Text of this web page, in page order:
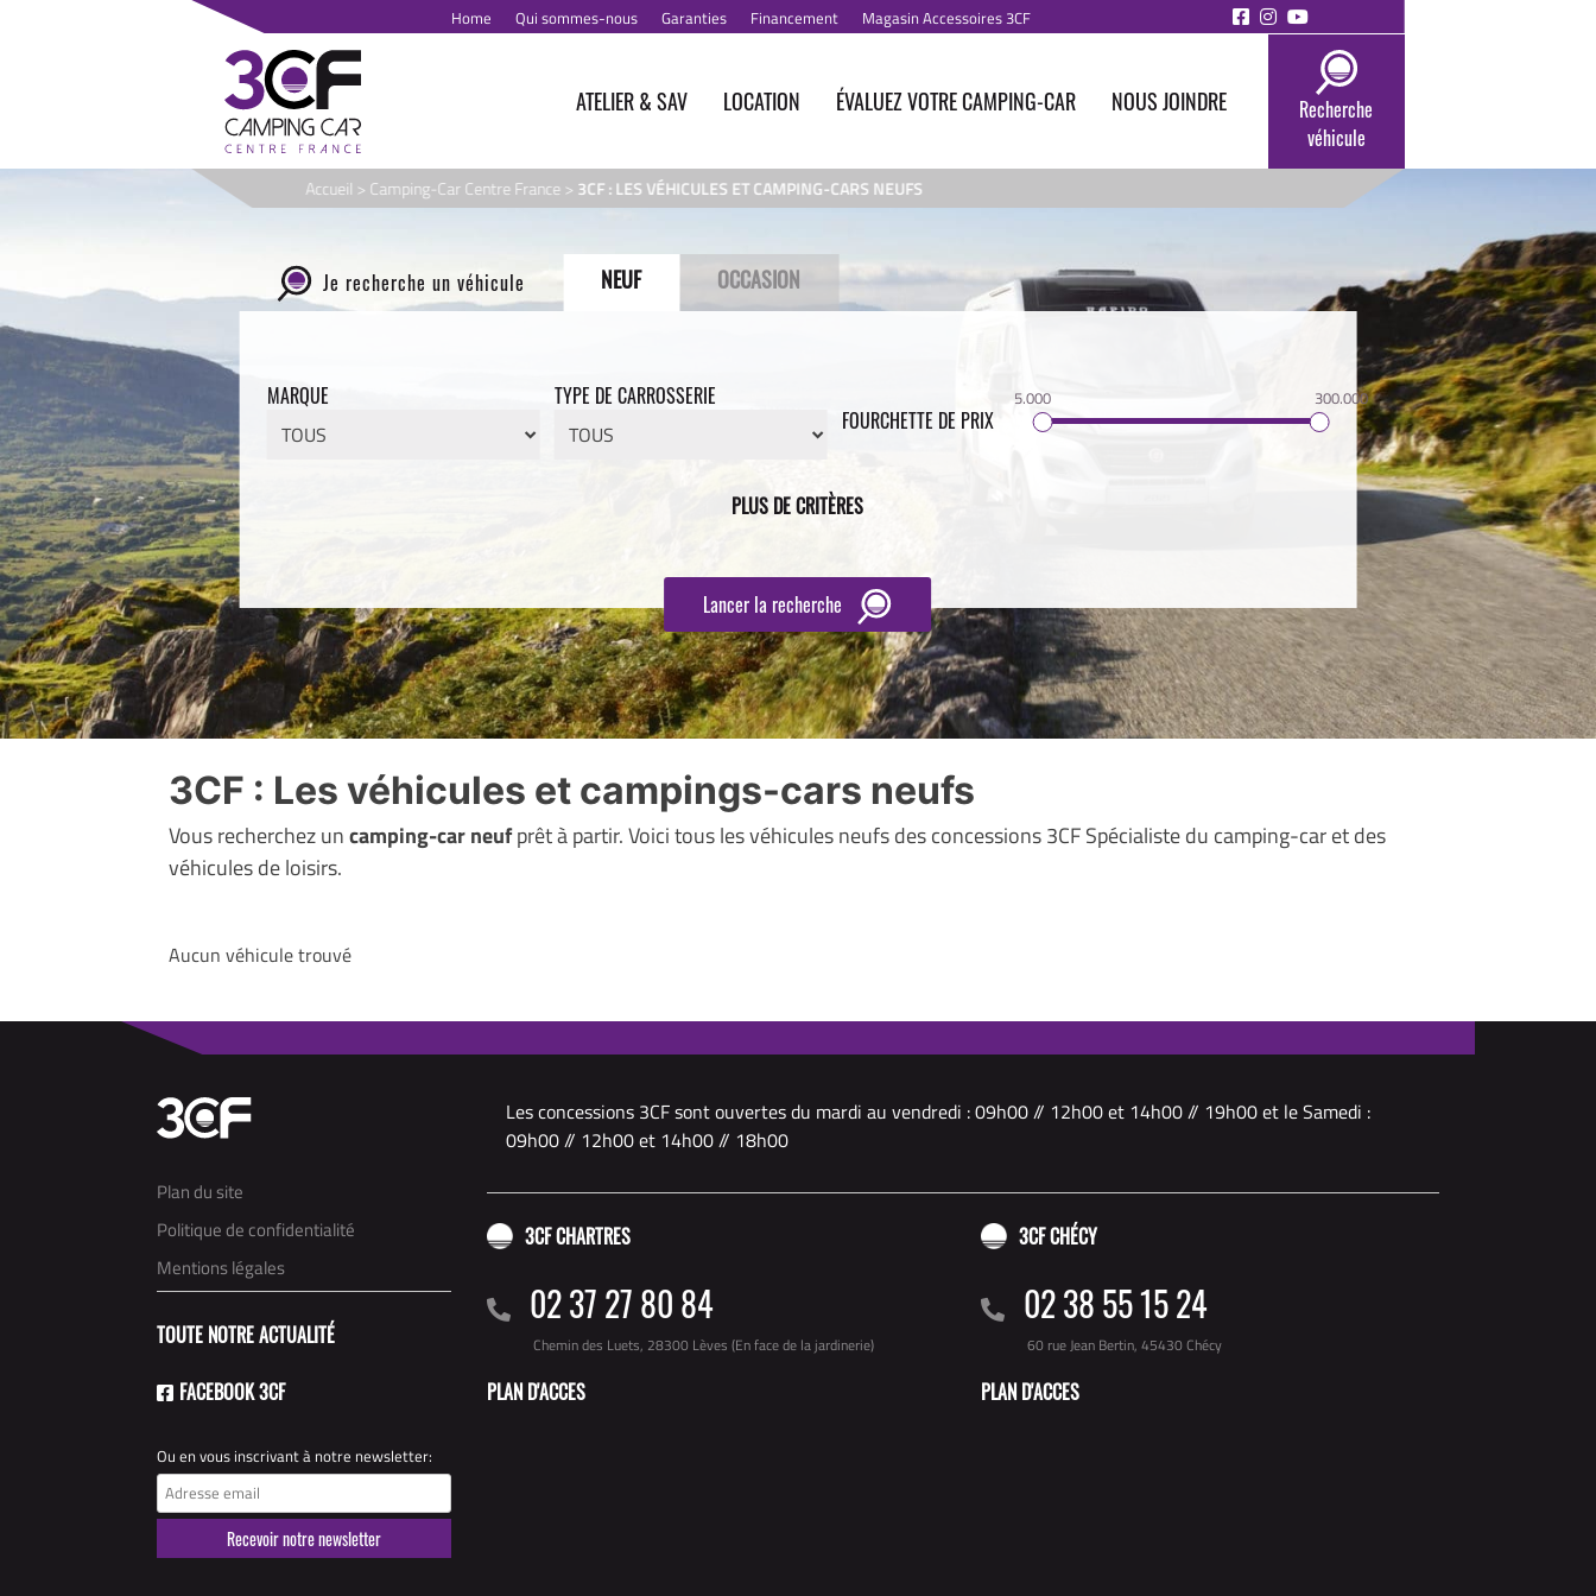
Home Qui sommes-nous Garanties Financement Magasin Accessoires 3CF
ATELIER & SAV LOCATION ÉVALUEZ VOTRE CAMPING-CAR NOUS JOINDRE
Recherche
véhicule
Accueil > Camping-Car Centre France > 3CF : LES VÉHICULES ET CAMPING-CARS NEUFS
Je recherche un véhicule NEUF OCCASION
MARQUE
TYPE DE CARROSSERIE
FOURCHETTE DE PRIX
5.000 300.000
PLUS DE CRITÈRES
Lancer la recherche
3CF : Les véhicules et campings-cars neufs
Vous recherchez uncamping-car neufprêt à partir. Voici tous les véhicules neufs des concessions 3CF Spécialiste du camping-car et des
véhicules de loisirs.
Aucun véhicule trouvé
Plan du site
Politique de confidentialité
Mentions légales
TOUTE NOTRE ACTUALITÉ
FACEBOOK 3CF
Ou en vous inscrivant à notre newsletter:
Les concessions 3CF sont ouvertes du mardi au vendredi : 09h00 // 12h00 et 14h00 // 19h00 et le Samedi :
09h00 // 12h00 et 14h00 // 18h00
3CF CHARTRES
02 37 27 80 84
Chemin des Luets, 28300 Lèves (En face de la jardinerie)
PLAN D'ACCES
3CF CHÉCY
02 38 55 15 24
60 rue Jean Bertin, 45430 Chécy
PLAN D'ACCES